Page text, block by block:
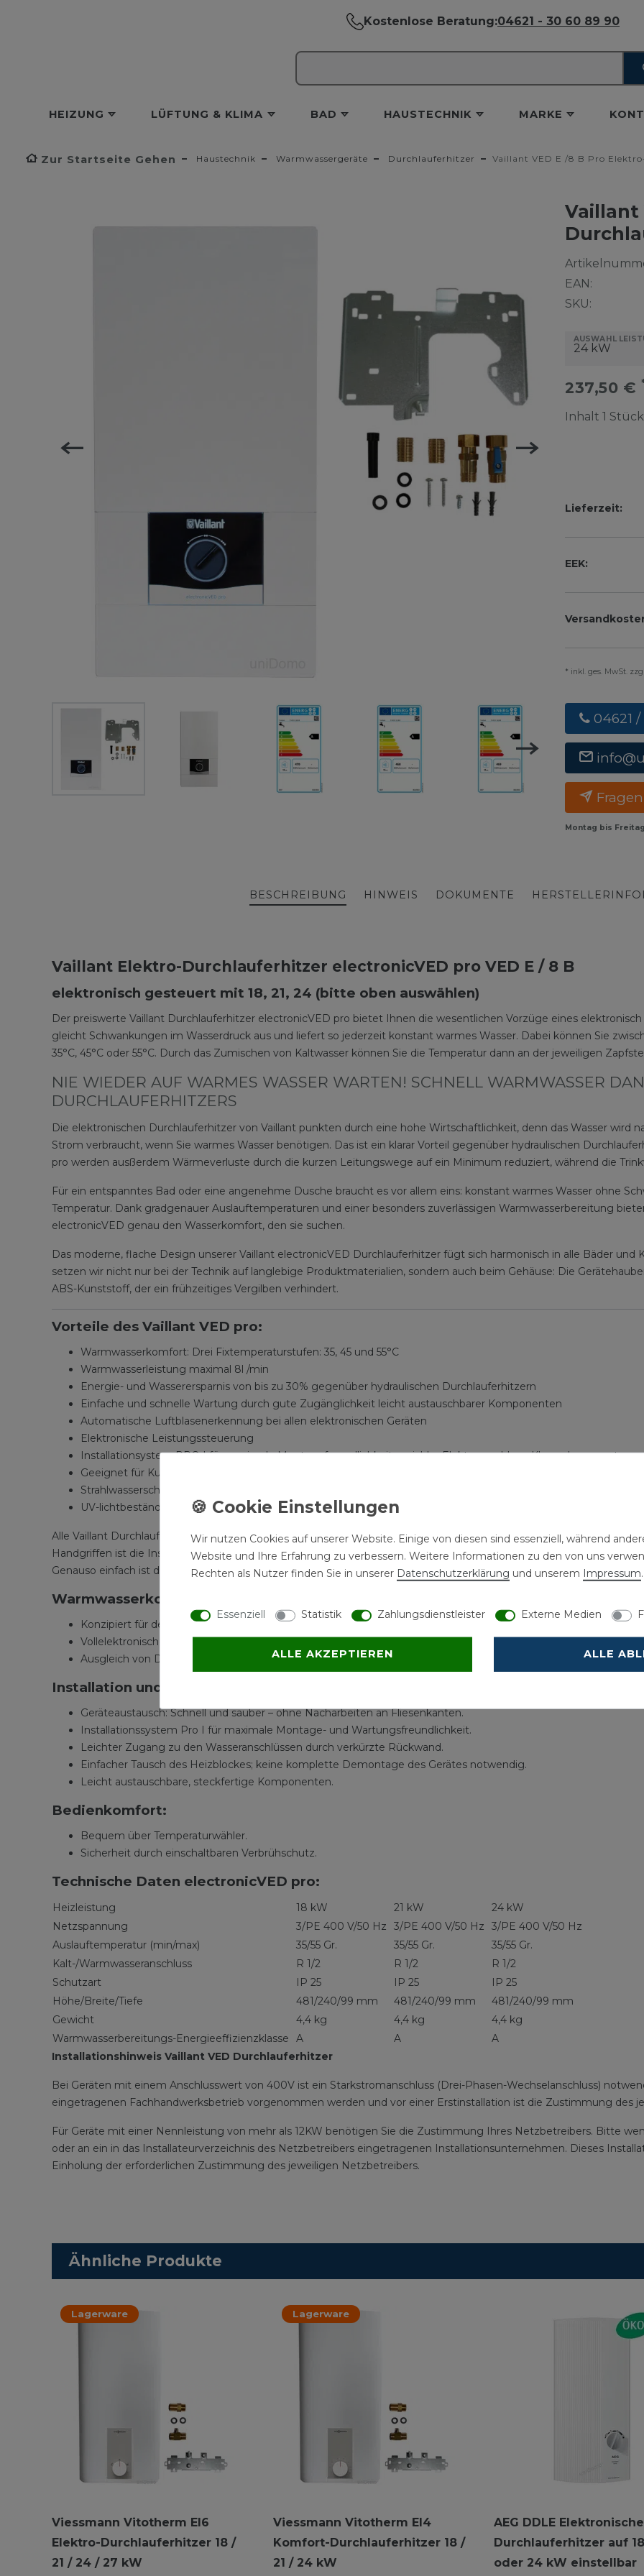
Kostenlose Beratung:04621 - 30 60 89 90
HEIZUNG LÜFTUNG & KLIMA BAD HAUSTECHNIK MARKE
Zur Startseite Gehen Haustechnik Warmwassergeräte Durchlauferhitzer Vaillant VED E /8 B Pro
Vaillant
EAN:
SKU:
AUSWAHL
237,50 €
Inhalt 1 Stück
Lieferzeit:
EEK:
* inkl. ges. MwSt.
04621
Montag bis Freitag
BESCHREIBUNG HINWEIS DOKUMENTE
Vaillant Elektro-Durchlauferhitzer electronicVED pro VED E / 8 B
elektronisch gesteuert mit 18, 21, 24 (bitte oben auswählen)
Der preiswerte Vaillant Durchlauferhitzer electronicVED pro bietet Ihnen die wesentlichen Vorzüge eines
gleicht Schwankungen im Wasserdruck aus und liefert so jederzeit konstant warmes Wasser. Dabei können Sie
35°C, 45°C oder 55°C. Durch das Zumischen von Kaltwasser können Sie die Temperatur dann an der jeweiligen
NIE WIEDER AUF WARMES WASSER WARTEN! SCHNELL WARMWASSER
DURCHLAUFERHITZERS
Die elektronischen Durchlauferhitzer von Vaillant punkten durch eine hohe Wirtschaftlichkeit, denn das Wasser wird
Strom verbraucht, wenn Sie warmes Wasser benötigen. Das ist ein klarar Vorteil gegenüber hydraulischen
pro werden ausßerdem Wärmeverluste durch die kurzen Leitungswege auf ein Minimum reduziert, während die
Für ein entspanntes Bad oder eine angenehme Dusche braucht es vor allem eins: konstant warmes Wasser ohne
Temperatur. Dank gradgenauer Auslauftemperaturen und einer besonders zuverlässigen Warmwasserbereitung
electronicVED genau den Wasserkomfort, den sie suchen.
Das moderne, flache Design unserer Vaillant electronicVED Durchlauferhitzer fügt sich harmonisch in alle Bäder und
setzen wir nicht nur bei der Technik auf langlebige Produktmaterialien, sondern auch beim Gehäuse: Die
ABS-Kunststoff, der ein frühzeitiges Vergilben verhindert.
Vorteile des Vaillant VED pro:
Warmwasserkomfort: Drei Fixtemperaturstufen: 35, 45 und 55°C
Warmwasserleistung maximal 8l /min
Energie- und Wasserersparnis von bis zu 30% gegenüber hydraulischen Durchlauferhitzern
Einfache und schnelle Wartung durch gute Zugänglichkeit leicht austauschbarer Komponenten
Automatische Luftblasenerkennung bei allen elektronischen Geräten
Elektronische Leistungssteuerung
Installationsystem PRO I für maximale Montagefreundlichkeit: variabler Elektroanschluss, Klapprahmen unten
Geeignet für Kunststoffrohrsysteme nach DIN 1988 und DIN 16892/16893
Strahlwasserschutz IP 25 D ermöglicht uneingeschränkte Installation im Schutzbereich 1
UV-lichtbeständige Gerätehaube (kein vergilben durch UV-Einstrahlung)
Alle Vaillant Durchlauferhitzer werden mit einer Universal-Montageplatte geliefert und sind über eine
Handgriffen ist die Installation abgeschlossen. Des weiteren ist mit dem integriertem Klapprahmen ein leichter
Genauso einfach ist die Wartung: Die Hauptkomponenten sind nur gesteckt und lassen sich leicht austauschen.
Warmwasserkomfort:
Konzipiert für den Austausch von hydraulisch gesteuerten Durchlauferhitzern.
Vollelektronische Steuerung für konstante Auslauftemperatur.
Ausgleich von Druck- und Einlauftemperaturschwankungen.
Installation und Wartung:
Geräteaustausch: Schnell und sauber – ohne Nacharbeiten an Fliesenkanten.
Installationssystem Pro I für maximale Montage- und Wartungsfreundlichkeit.
Leichter Zugang zu den Wasseranschlüssen durch verkürzte Rückwand.
Einfacher Tausch des Heizblockes; keine komplette Demontage des Gerätes notwendig.
Leicht austauschbare, steckfertige Komponenten.
Bedienkomfort:
Bequem über Temperaturwähler.
Sicherheit durch einschaltbaren Verbrühschutz.
Technische Daten electronicVED pro:
Heizleistung 18 kW 21 kW
24 kW
Netzspannung
3/PE 400 V/50 Hz 3/PE 400 V/50 Hz
3/PE 400 V/50 Hz
Auslauftemperatur (min/max)
35/55 Gr. 35/55 Gr.
35/55 Gr.
Kalt-/Warmwasseranschluss
R 1/2 R 1/2
R 1/2
Schutzart
IP 25 IP 25
IP 25
Höhe/Breite/Tiefe
481/240/99 mm 481/240/99 mm
481/240/99 mm
Gewicht
4,4 kg 4,4 kg
4,4 kg
Warmwasserbereitungs-Energieeffizienzklasse
A A
A
Installationshinweis Vaillant VED Durchlauferhitzer
Bei Geräten mit einem Anschlusswert von 400V ist ein Starkstromanschluss (Drei-Phasen-Wechselanschluss)
eingetragenen Fachhandwerksbetrieb vorgenommen werden und vor einer Erstinstallation ist die Zustimmung des
Für Geräte mit einer Nennleistung von mehr als 12KW benötigen Sie die Zustimmung Ihres Netzbetreibers. Bitte
oder an ein in das Installateurverzeichnis des Netzbetreibers eingetragenen Installationsunternehmen. Dieses
Einholung der erforderlichen Zustimmung des jeweiligen Netzbetreibers.
Ähnliche Produkte
Lagerware
Viessmann Vitotherm EI6
Elektro-Durchlauferhitzer 18 /
21 / 24 / 27 kW
Lagerware
Viessmann Vitotherm EI4
Komfort-Durchlauferhitzer 18 /
21 / 24 kW
AEG DDLE
Durchlauferhitzer auf 18
oder 24 kW einstellbar
Wir nutzen Cookies auf unserer Website. Einige von diesen sind essenziell, während
Website und Ihre Erfahrung zu verbessern. Weitere Informationen zu den von uns
Rechten als Nutzer finden Sie in unserer Daten­schutz­erklärung und unserem Impressum.
Essenziell Statistik Zahlungsdienstleister Externe Medien
ALLE AKZEPTIEREN ALLE